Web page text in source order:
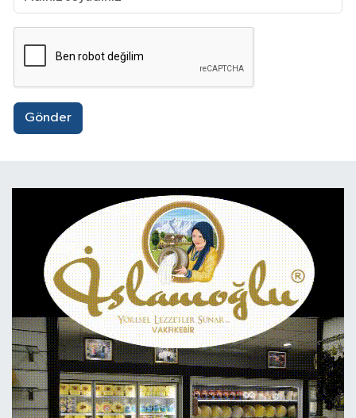
Gönder